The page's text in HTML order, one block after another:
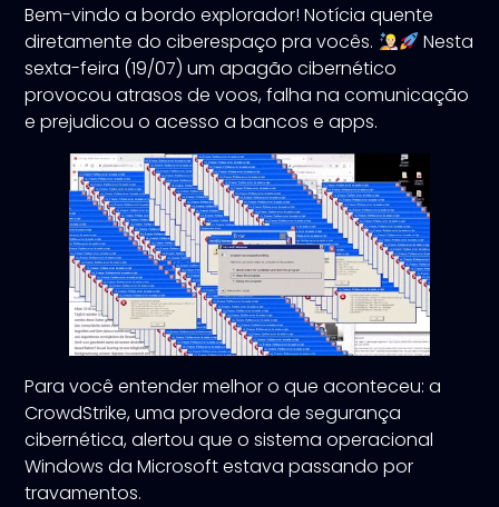
Bem-vindo a bordo explorador! Notícia quente
diretamente do ciberespaço pra vocês.
Nesta
sexta-feira (19/07) um apagão cibernético
provocou atrasos de voos, falha na comunicação
e prejudicou o acesso a bancos e apps.
Para você entender melhor o que aconteceu: a
CrowdStrike, uma provedora de segurança
cibernética, alertou que o sistema operacional
Windows da Microsoft estava passando por
travamentos.